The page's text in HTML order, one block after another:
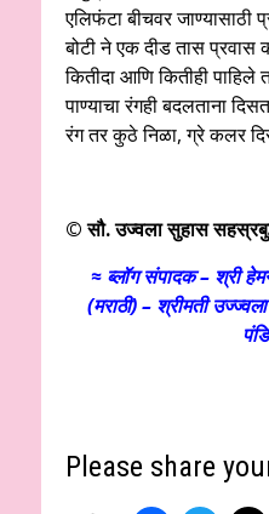
एलिफंटा बीचवर
बोटी ने एक दीड तास प्रवास
कितीदा आणि कितीही पाहिले
पाण्याचा रंगही बदलताना
रंग तर कुठे निळा, ग्रे कलर
© सौ. उज्वला सुहास
≈ ब्लॉग संपादक – श्री
(मराठी) – श्रीमती
Please share